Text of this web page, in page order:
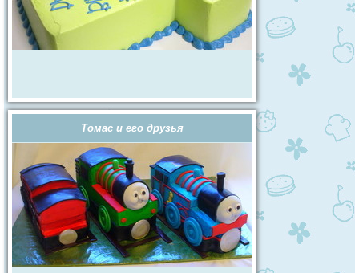
Томас и его друзья